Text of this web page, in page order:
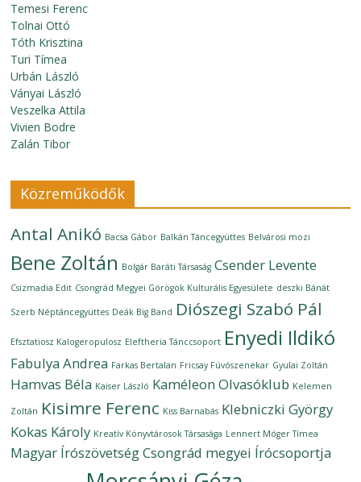
Temesi Ferenc
Tolnai Ottó
Tóth Krisztina
Turi Tímea
Urbán László
Ványai László
Veszelka Attila
Vivien Bodre
Zalán Tibor
Közreműködők
Antal Anikó Bacsa Gábor Balkán Táncegyüttes Belvárosi mozi
Bene Zoltán Bolgár Baráti Társaság Csender Levente
Csizmadia Edit Csongrád Megyei Görögök Kulturális Egyesülete deszki Bánát
Szerb Néptáncegyüttes Deák Big Band Diószegi Szabó Pál
Efsztatiosz Kalogeropulosz Eleftheria Tánccsoport Enyedi Ildikó
Fabulya Andrea Farkas Bertalan Fricsay Fúvószenekar Gyulai Zoltán
Hamvas Béla Kaiser László Kaméleon Olvasóklub Kelemen
Zoltán Kisimre Ferenc Kiss Barnabás Klebniczki György
Kokas Károly Kreatív Könyvtárosok Társasága Lennert Móger Tímea
Magyar Írószövetség Csongrád megyei Írócsoportja